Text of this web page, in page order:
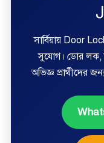
সার্বিয়ায় Door
সুযোগ। ডোর লক,
অভিজ্ঞ প্রার্থীদের